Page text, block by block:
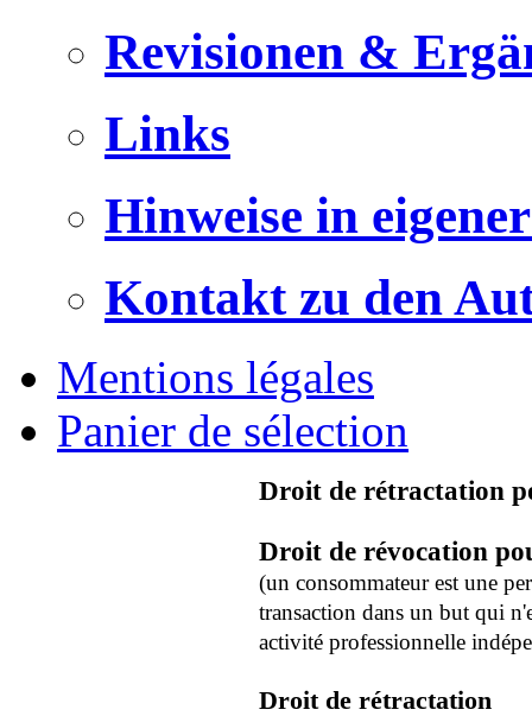
Revisionen &
Links
Hinweise in
Kontakt zu den
Mentions légales
Panier de sélection
Droit de rétractation
Droit de révocation
(un consommateur est une
transaction dans un but qui
activité professionnelle
Droit de rétractation